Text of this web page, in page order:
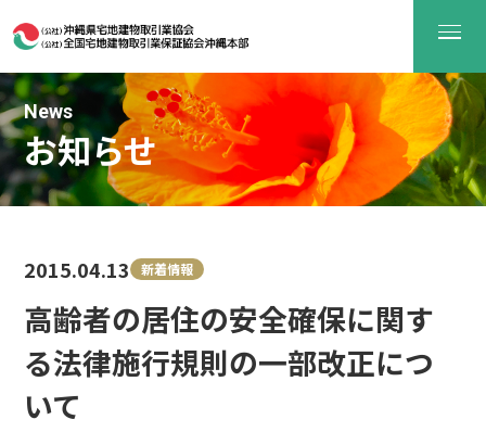
News
お知らせ
高齢者の居住の安全確保に関す
る法律施行規則の一部改正につ
いて
2015.04.13 新着情報